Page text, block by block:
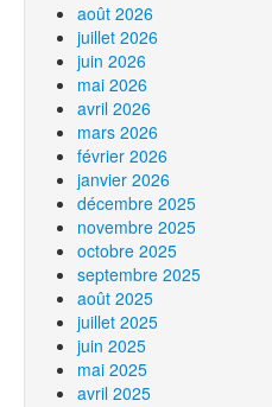
août 2026
juillet 2026
juin 2026
mai 2026
avril 2026
mars 2026
février 2026
janvier 2026
décembre 2025
novembre 2025
octobre 2025
septembre 2025
août 2025
juillet 2025
juin 2025
mai 2025
avril 2025